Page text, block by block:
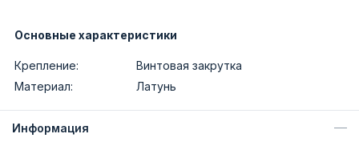
Основные характеристики
Крепление:
Винтовая закрутка
Материал:
Латунь
Информация